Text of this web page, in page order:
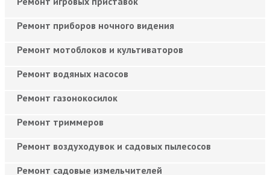
Ремонт приборов ночного видения
Ремонт мотоблоков и культиваторов
Ремонт водяных насосов
Ремонт газонокосилок
Ремонт триммеров
Ремонт воздуходувок и садовых пылесосов
Ремонт садовые измельчителей